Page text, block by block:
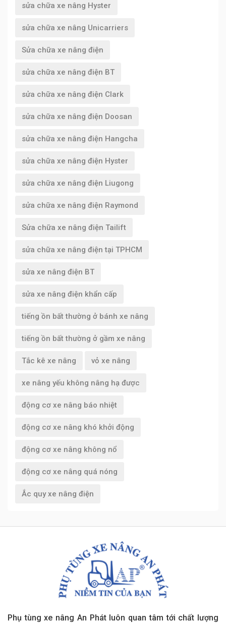
sửa chữa xe nâng Hyster
sửa chữa xe nâng Unicarriers
Sửa chữa xe nâng điện
sửa chữa xe nâng điện BT
sửa chữa xe nâng điện Clark
sửa chữa xe nâng điện Doosan
sửa chữa xe nâng điện Hangcha
sửa chữa xe nâng điện Hyster
sửa chữa xe nâng điện Liugong
sửa chữa xe nâng điện Raymond
Sửa chữa xe nâng điện Tailift
sửa chữa xe nâng điện tại TPHCM
sửa xe nâng điện BT
sửa xe nâng điện khẩn cấp
tiếng ồn bất thường ở bánh xe nâng
tiếng ồn bất thường ở gầm xe nâng
Tắc kê xe nâng vỏ xe nâng
xe nâng yếu không nâng hạ được
động cơ xe nâng báo nhiệt
động cơ xe nâng khó khởi động
động cơ xe nâng không nổ
động cơ xe nâng quá nóng
Ắc quy xe nâng điện
Phụ tùng xe nâng An Phát luôn quan tâm tới chất lượng